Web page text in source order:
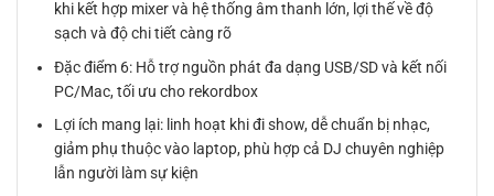
khi kết hợp mixer và hệ thống âm thanh lớn, lợi thế về độ
sạch và độ chi tiết càng rõ
Đặc điểm 6: Hỗ trợ nguồn phát đa dạng USB/SD và kết nối
PC/Mac, tối ưu cho rekordbox
Lợi ích mang lại: linh hoạt khi đi show, dễ chuẩn bị nhạc,
giảm phụ thuộc vào laptop, phù hợp cả DJ chuyên nghiệp
lẫn người làm sự kiện